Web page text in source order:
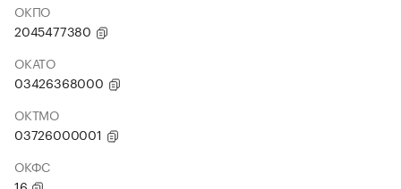
ОКПО
2045477380
ОКАТО
03426368000
ОКТМО
03726000001
ОКФС